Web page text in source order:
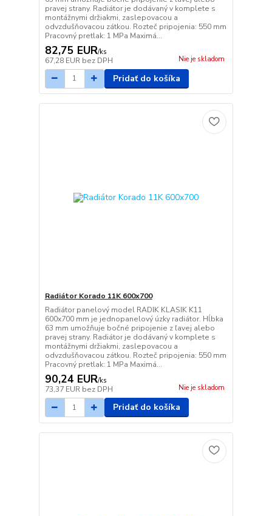
pravej strany. Radiátor je dodávaný v komplete s
montážnymi držiakmi, zaslepovacou a
odvzdušňovacou zátkou. Rozteč pripojenia: 550 mm
Pracovný pretlak: 1 MPa Maximá...
82,75 EUR/ks
67,28 EUR bez DPH Nie je skladom
Pridať do košíka
Radiátor Korado 11K 600x700
Radiátor panelový model RADIK KLASIK K11
600x700 mm je jednopanelový úzky radiátor. Hĺbka
63 mm umožňuje bočné pripojenie z ľavej alebo
pravej strany. Radiátor je dodávaný v komplete s
montážnymi držiakmi, zaslepovacou a
odvzdušňovacou zátkou. Rozteč pripojenia: 550 mm
Pracovný pretlak: 1 MPa Maximá...
90,24 EUR/ks
73,37 EUR bez DPH Nie je skladom
Pridať do košíka